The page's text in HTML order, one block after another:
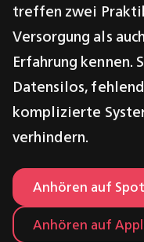
treffen zwei
Versorgung als
Erfahrung kennen.
Datensilos,
komplizierte
verhindern.
Anhören auf
Anhören auf